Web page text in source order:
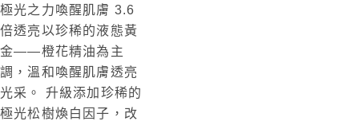
極光之力喚醒肌膚 3.6
倍透亮 ​以珍稀的液態黃
金——橙花精油為主
調 ，溫和 喚醒肌膚透亮
光采。 升級添加珍稀的
極光松樹煥白因子，改